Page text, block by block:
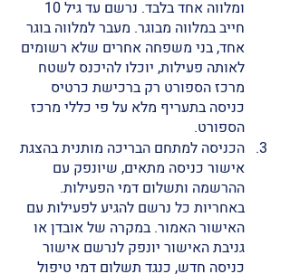
חייב במלווה מבוגר. מעבר למלווה בוגר
אחד, בני משפחה אחרים שלא רשומים
לאותה פעילות, יוכלו להיכנס לשטח
מרכז הספורט רק ברכישת כרטיס
כניסה בתעריף מלא על פי כללי מרכז
הספורט.
הכניסה למתחם הבריכה מותנית בהצגת
אישור כניסה מתאים, שיונפק עם
ההרשמה ותשלום דמי הפעילות.
באחריות כל נרשם להגיע לפעילות עם
האישור האמור. במקרה של אובדן או
גניבת האישור יונפק לנרשם אישור
כניסה חדש, כנגד תשלום דמי טיפול